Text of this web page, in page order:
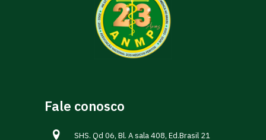
Fale conosco
SHS. Qd 06, Bl. A sala 408, Ed.Brasil 21